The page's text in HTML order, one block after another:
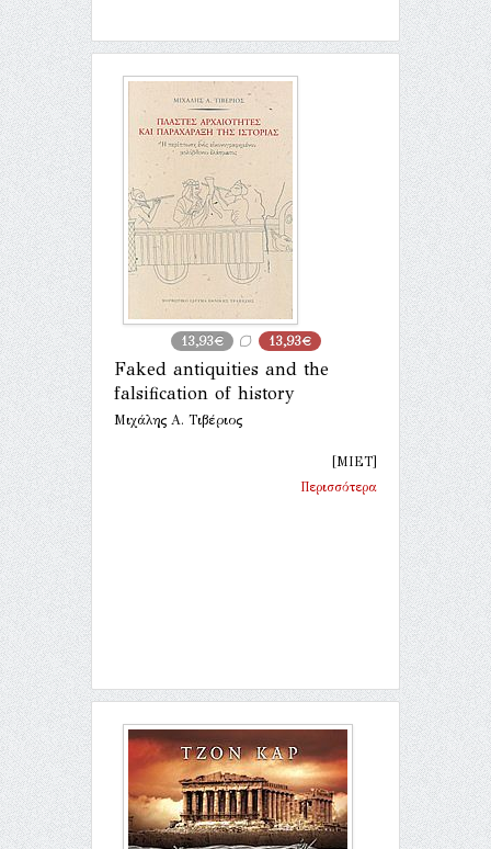
13,93€ 13,93€
Faked antiquities and the
falsification of history
Μιχάλης Α. Τιβέριος
[MIET]
Περισσότερα